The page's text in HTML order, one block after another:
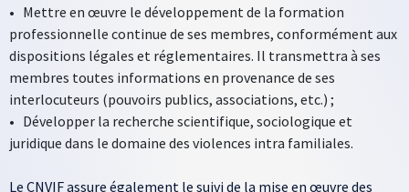
• Mettre en œuvre le développement de la formation
professionnelle continue de ses membres, conformément aux
dispositions légales et réglementaires. Il transmettra à ses
membres toutes informations en provenance de ses
interlocuteurs (pouvoirs publics, associations, etc.) ;
• Développer la recherche scientifique, sociologique et
juridique dans le domaine des violences intra familiales.
Le CNVIF assure également le suivi de la mise en œuvre des